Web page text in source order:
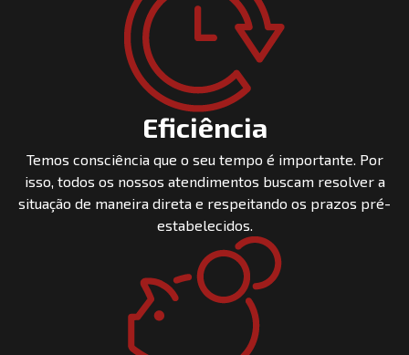
Eficiência
Temos consciência que o seu tempo é importante. Por
isso, todos os nossos atendimentos buscam resolver a
situação de maneira direta e respeitando os prazos pré-
estabelecidos.